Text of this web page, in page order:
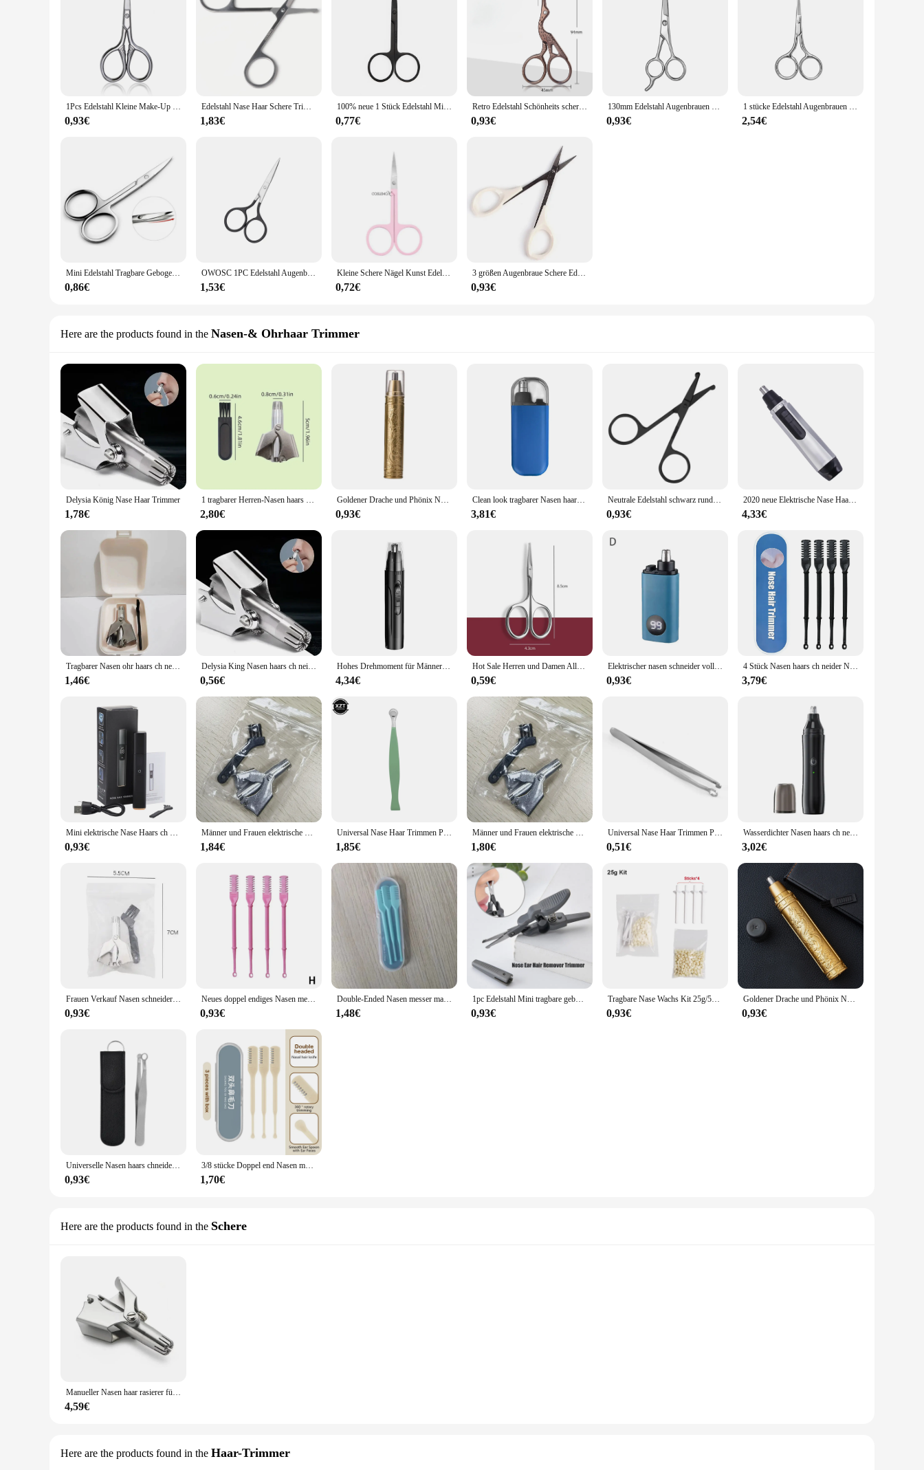
1Pcs Edelstahl Kleine Make-Up Pflege Schere Augenbrauen Für Maniküre Nagel Häutchen Bart Und Schnurrbart Trimmer Nase Haar Werkzeug
0,93€
Edelstahl Nase Haar Schere Trimmer Make-Up Cut Ohr Gesichts Kleine Haar Entferner Schönheit Werkzeug Mode 2017 Silber Tragbare
1,83€
100% neue 1 Stück Edelstahl Mini tragbare gebogene Schnurrbart Nase Ohr Haarentferner Scheren schneider kleine Schere
0,77€
Retro Edelstahl Schönheits schere Make-up Pflege Augenbrauen Trimmer Wimpern Nase Gesichts haarentferner Nagels chere Nagel Werkzeug
0,93€
130mm Edelstahl Augenbrauen Wimpern Nase Haars chere Entferner Make-up Werkzeug Schere Maniküre Nagel haut entfernen Cutter Trimmer
0,93€
1 stücke Edelstahl Augenbrauen schere Rundkopf Nase Haars chere Gesichts haarentferner Trimmer Schönheit Make-up-Tools
2,54€
Mini Edelstahl Tragbare Gebogene Schnurrbart Augenbraue Nase Ohr Haar Entferner Scheren Trimmer Sicherheit Tipps Nagel Häutchen Cutter
0,86€
OWOSC 1PC Edelstahl Augenbraue Schere Wimpern Nase Haar Entfernen Runde Punkt Kopf Trimmer Körperpflege Make-Up Schönheit Tools
1,53€
Kleine Schere Nägel Kunst Edelstahl kleine Augenbrauen Nase Haar Schere Schnitt Gesichts schnitt Schönheit Make-up Zubehör Maniküre
0,72€
3 größen Augenbraue Schere Edelstahl Gebogene Nägel Abgestorbene Haut Nase Haar Remover Clip Trimmer Pediküre Make-Up-Tool
0,93€
Here are the products found in the Nasen-& Ohrhaar Trimmer
Delysia König Nase Haar Trimmer
1,78€
1 tragbarer Herren-Nasen haars ch neider aus Edelstahl, manuell wasch barer Ohr-und Nasen haarentferner, Rasierer mit Präzisions klinge, Essen
2,80€
Goldener Drache und Phönix Nase Haars ch neider klare Nasenlöcher klein und bequem waschen mit Messer kopf unisex Bequemlichkeit
0,93€
Clean look tragbarer Nasen haars ch neider, Clean look Nasen haars ch neider
3,81€
Neutrale Edelstahl schwarz runde Sicherheits schere (nicht schädlich für die Nase) Nase Haars ch neider Entfernung Rasieren Schönheit Gesundheit
0,93€
2020 neue Elektrische Nase Haar Trimmer Ohr Gesicht Sauber Razor Entfernung Rasieren Pflege Kit für Männer und Frauen
4,33€
Tragbarer Nasen ohr haars ch neider für Männer Edelstahl manueller Trimmer wasch barer Trimmer zur Nasen haaren tfernung
1,46€
Delysia King Nasen haars ch neider
0,56€
Hohes Drehmoment für Männer und Frauen, geräuscharm erhältlich, schwarzer elektrischer Nasen haars ch neider, Hoch geschwindigkeit motor, wasch bares Nasen haar
4,34€
Hot Sale Herren und Damen Allzweck Edelstahl schwarz Rundkopf Sicherheit Nase Haars chere/Augenbrauen schneider
0,59€
Elektrischer nasen schneider voll automatisch wiederauf ladbarer multifunktion aler nasen haar mann sauber trimer rasierer für männer frauen s3y1
0,93€
4 Stück Nasen haars ch neider Nase Haar messer 360 Grad drehbare manuelle Nasenloch Haaren tfernungs werkzeug doppelseitige Klinge für Männer und Frauen
3,79€
Mini elektrische Nase Haars ch neider für Männer digitale wiederauf ladbare Haaren tfernungs werkzeuge Ohr Gesicht Lippen Augenbrauen Haar Rasiermesser Rasierer
0,93€
Männer und Frauen elektrische Bürsten für Haars ch neider Clipper geräuschlos wasch bar Trimer Nasenhöhle waschen Lippenstift Schere Slicer
1,84€
Universal Nase Haar Trimmen Pinzette Edelstahl Augenbraue Nase Haar Cut Maniküre Gesichts Trimmen Make-Up Schere Trimmer
1,85€
Männer und Frauen elektrische Bürsten für Haars ch neider Clipper geräuschlos wasch bar Trimer Nasenhöhle waschen Lippenstift Schere Slicer
1,80€
Universal Nase Haar Trimmen Pinzette Edelstahl Augenbraue Nase Haar Cut Maniküre Gesichts Trimmen Make-Up Schere Trimmer
0,51€
Wasserdichter Nasen haars ch neider Nasen schneider Herren rasierer Damen Haaren tfernungs messer Ohr-, Hals-und Augenbrauen schneider
3,02€
Frauen Verkauf Nasen schneider für Männer Edelstahl Hands ch neider für Nase Vibrissa Rasiermesser Rasierer wasch bar tragbare Nase Ohr Haare
0,93€
Neues doppel endiges Nasen messer manuelle Sicherheit saubere Nase Haars ch neider tragbare Ohr schaufel Haarsc haber Nasenloch Haars ch neiden für m6c1
0,93€
Double-Ended Nasen messer manuelle Nase Haars ch neider tragbare Ohr schaufel Haarsc haber Rasieren Nase Haars ch neider Männer Großhandel
1,48€
1pc Edelstahl Mini tragbare gebogene Schnurrbart Nase Ohr Haarentferner Scheren schneider kleine Schere
0,93€
Tragbare Nase Wachs Kit 25g/50g für Männer und Frauen Nagel Wachsen Haar Entfernung Wachs Kit Nagel wachs Reinigung Wachs Kit Nase Clipper Schönheit
0,93€
Goldener Drache und Phönix Nasen haars ch neider klare Nasenlöcher kleine und bequeme Wäsche mit Messer kopf Unisex Nasen haarentferner
0,93€
Universelle Nasen haars chneide pinzette Edelstahl Augenbrauen Nase Haarschnitt Maniküre Gesichts schnitt Make-up Schere Trimmer
0,93€
3/8 stücke Doppel end Nasen messer manuelle Nase Haars ch neider tragbare Ohr schaufel Haarsc haber Rasieren Nase Haar Neus Trimmer Männer
1,70€
Here are the products found in the Schere
Manueller Nasen haar rasierer für Männer und Frauen Edelstahl-Nasen haars ch neider geräuschloser wasch barer Hand rasierer
4,59€
Here are the products found in the Haar-Trimmer